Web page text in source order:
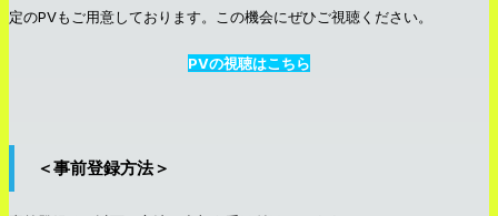
定のPVもご用意しております。この機会にぜひご視聴ください。
PVの視聴はこちら
＜事前登録方法＞